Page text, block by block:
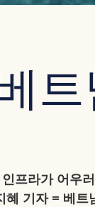
프라가 어우
혜 기자 = 베